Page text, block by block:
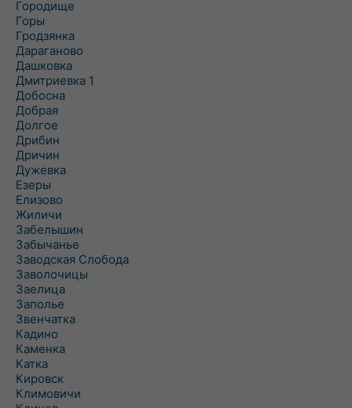
Городище
Горы
Гродзянка
Дараганово
Дашковка
Дмитриевка 1
Добосна
Добрая
Долгое
Дрибин
Дричин
Дужевка
Езеры
Елизово
Жиличи
Забелышин
Забычанье
Заводская Слобода
Заволочицы
Заелица
Заполье
Звенчатка
Кадино
Каменка
Катка
Кировск
Климовичи